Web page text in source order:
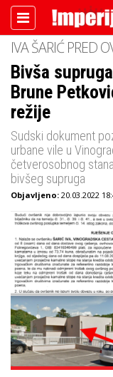
DETEKTOR
IMPERIJAL
IMPERIJAL &
IVA ŠARIĆ PRED
Bivša
Brune
režije
Sudski dokument
urbane vile u
četverosobnog
bivšeg supruga
Objavljeno: 20.03.2022